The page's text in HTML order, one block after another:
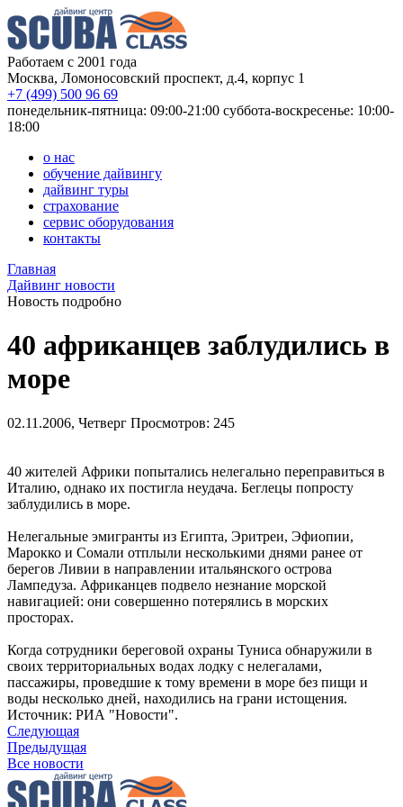
Работаем с 2001 года
Москва, Ломоносовский проспект, д.4, корпус 1
+7 (499) 500 96 69
понедельник-пятница: 09:00-21:00 суббота-воскресенье: 10:00-
18:00
о нас
обучение дайвингу
дайвинг туры
страхование
сервис оборудования
контакты
Главная
Дайвинг новости
Новость подробно
40 африканцев заблудились в
море
02.11.2006, Четверг Просмотров: 245
40 жителей Африки попытались нелегально переправиться в
Италию, однако их постигла неудача. Беглецы попросту
заблудились в море.
Нелегальные эмигранты из Египта, Эритреи, Эфиопии,
Марокко и Сомали отплыли несколькими днями ранее от
берегов Ливии в направлении итальянского острова
Лампедуза. Африканцев подвело незнание морской
навигацией: они совершенно потерялись в морских
просторах.
Когда сотрудники береговой охраны Туниса обнаружили в
своих территориальных водах лодку с нелегалами,
пассажиры, проведшие к тому времени в море без пищи и
воды несколько дней, находились на грани истощения.
Источник: РИА "Новости".
Следующая
Предыдущая
Все новости